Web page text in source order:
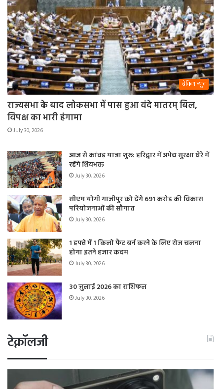
ब्रेकिंग न्यूज़
राज्यसभा के बाद लोकसभा में पास हुआ वंदे मातरम् बिल,
विपक्ष का भारी हंगामा
July 30, 2026
आज से कांवड़ यात्रा शुरू: हरिद्वार में अभेद्य सुरक्षा घेरे में
रहेंगे शिवभक्त
July 30, 2026
सीएम योगी गाजीपुर को देंगे 691 करोड़ की विकास
परियोजनाओं की सौगात
July 30, 2026
1 हफ्ते में 1 किलो फैट बर्न करने के लिए रोज चलना
होगा इतने हजार कदम
July 30, 2026
30 जुलाई 2026 का राशिफल
July 30, 2026
टेक्नॉलजी